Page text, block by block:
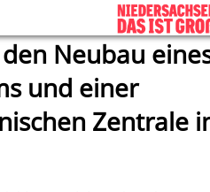
Neubau
und einer
Zentrale